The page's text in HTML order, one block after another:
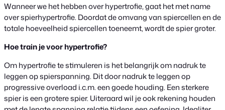
Wanneer we het hebben over hypertrofie, gaat het met name
over spierhypertrofie. Doordat de omvang van spiercellen en de
totale hoeveelheid spiercellen toeneemt, wordt de spier groter.
Hoe train je voor hypertrofie?
Om hypertrofie te stimuleren is het belangrijk om nadruk te
leggen op spierspanning. Dit door nadruk te leggen op
progressive overload i.c.m. een goede houding. Een sterkere
spier is een grotere spier. Uiteraard wil je ook rekening houden